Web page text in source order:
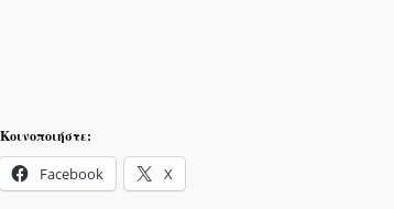
Κοινοποιήστε:
Facebook X